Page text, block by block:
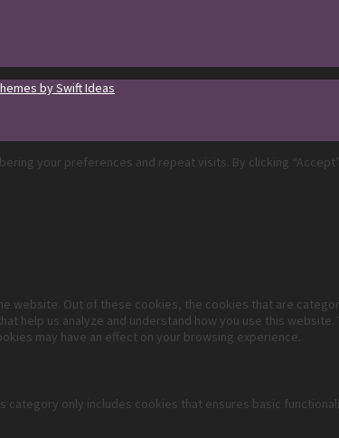
by Swift Ideas
your preferences and repeat visits. By clicking
website. Out of these cookies, the cookies that are
help us analyze and understand how you use this
may have an effect on your browsing experience.
only includes cookies that ensures basic